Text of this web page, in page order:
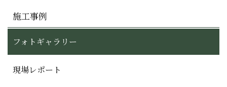
施工事例
フォトギャラリー
現場レポート